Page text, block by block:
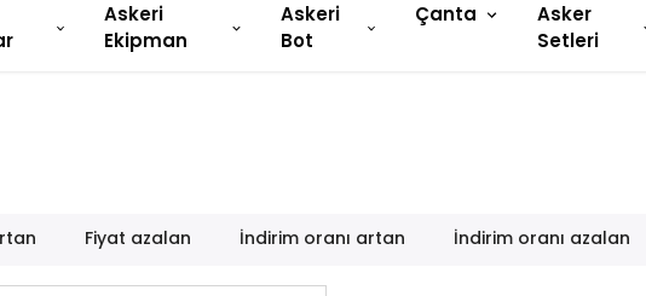
Askeri
Ekipman
Askeri
Bot
Çanta
Asker
Setleri
Fiyat azalan İndirim oranı artan İndirim oranı azalan